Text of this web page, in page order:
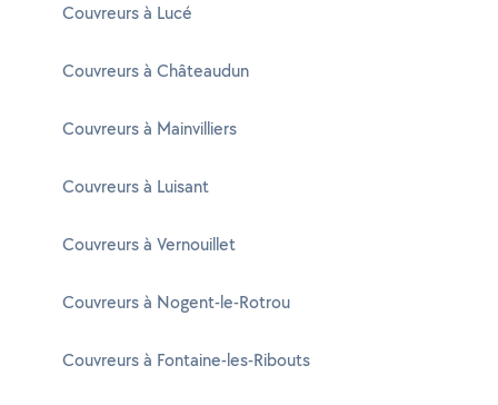
Couvreurs à Lucé
Couvreurs à Châteaudun
Couvreurs à Mainvilliers
Couvreurs à Luisant
Couvreurs à Vernouillet
Couvreurs à Nogent-le-Rotrou
Couvreurs à Fontaine-les-Ribouts